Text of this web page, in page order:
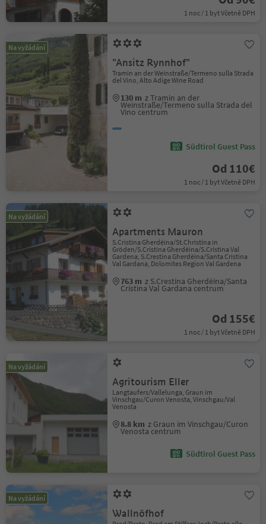
1 noc / 1 byt Včetně DPH
Na vyžádání
"Ansitz Rynnhof"
Tramin an der Weinstraße/Termeno sulla Strada
del Vino, Alto Adige Wine Road
130 m z Tramin an der
Weinstraße/Termeno sulla Strada del
Vino centrum
Südtirol Guest Pass
Od 110€
1 noc / 1 byt Včetně DPH
Na vyžádání
Apartments Mauron
S.Cristina Gherdëina/St.Christina in
Gröden/S.Cristina Gherdëina/S.Cristina Val
Gardena, S.Crestina Gherdëina/Santa Cristina
Val Gardana, Dolomites Region Val Gardena
763 m z S.Crestina Gherdëina/Santa
Cristina Val Gardana centrum
Od 155€
1 noc / 1 byt Včetně DPH
Na vyžádání
Agritourism Eller
Langtaufers/Vallelunga, Graun im
Vinschgau/Curon Venosta, Vinschgau/Val
Venosta
8.8 km z Graun im Vinschgau/Curon
Venosta centrum
Südtirol Guest Pass
Na vyžádání
Wallnöfhof